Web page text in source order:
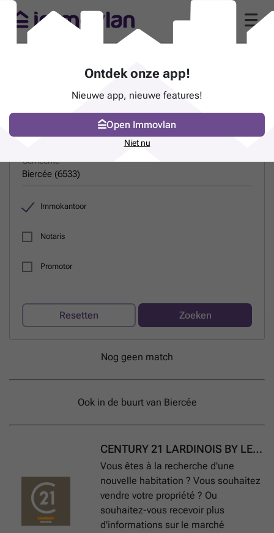
ZOEK EEN PROFESSIONAL
Naam
Gemeente
Immokantoor
Notaris
Promotor
Resetten Zoeken
Nog geen match
Ook in de buurt van Biercée
CENTURY 21 LARDINOIS BY LES LACS
Vous êtes à la recherche d'une
nouvelle habitation ? Vous souhaitez
vendre votre propriété ? Ou
souhaitez-vous recevoir plus
d'informations sur le marché
Ontdek onze app!
Nieuwe app, nieuwe features!
Open Immovlan
Niet nu